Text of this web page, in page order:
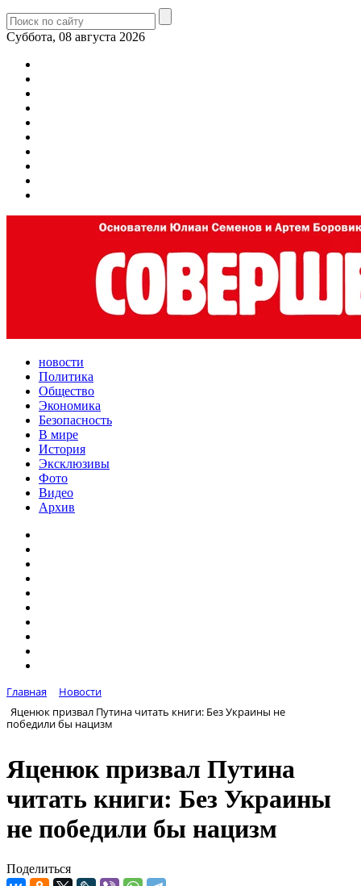
Суббота, 08 августа 2026
новости
Политика
Общество
Экономика
Безопасность
В мире
История
Эксклюзивы
Фото
Видео
Архив
Главная
Новости
Яценюк призвал Путина читать книги: Без Украины не
победили бы нацизм
Яценюк призвал Путина
читать книги: Без Украины
не победили бы нацизм
Поделиться